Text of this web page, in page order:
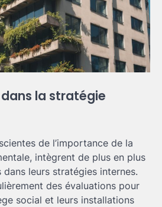
la stratégie
de l’importance de la
intègrent de plus en plus
leurs stratégies internes.
des évaluations pour
social et leurs installations